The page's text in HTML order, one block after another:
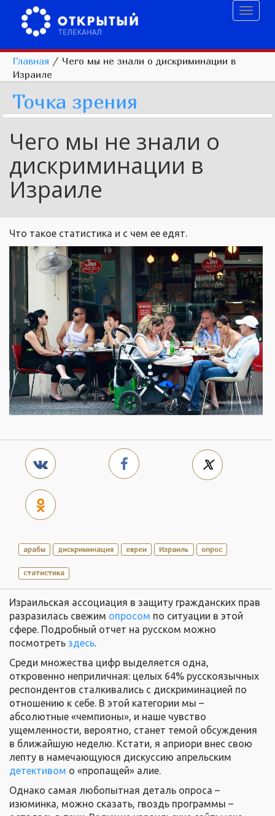
Главная / Чего мы не знали о дискриминации в
Израиле
Точка зрения
Чего мы не знали о
дискриминации в
Израиле
Что такое статистика и с чем ее едят.
арабы дискриминация евреи Израиль опрос
статистика
Израильская ассоциация в защиту гражданских прав
разразилась свежим опросом по ситуации в этой
сфере. Подробный отчет на русском можно
посмотреть здесь.
Среди множества цифр выделяется одна,
откровенно неприличная: целых 64% русскоязычных
респондентов сталкивались с дискриминацией по
отношению к себе. В этой категории мы –
абсолютные «чемпионы», и наше чувство
ущемленности, вероятно, станет темой обсуждения
в ближайшую неделю. Кстати, я априори внес свою
лепту в намечающуюся дискуссию апрельским
детективом о «пропащей» алие.
Однако самая любопытная деталь опроса –
изюминка, можно сказать, гвоздь программы –